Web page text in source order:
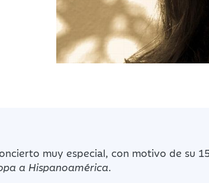
muy especial, con motivo de su
a Hispanoamérica.